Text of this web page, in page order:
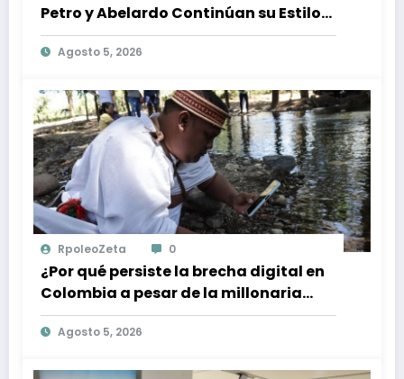
Petro y Abelardo Continúan su Estilo
de Gobierno
Agosto 5, 2026
RpoleoZeta 0
¿Por qué persiste la brecha digital en
Colombia a pesar de la millonaria
inversión en conectividad?
Agosto 5, 2026